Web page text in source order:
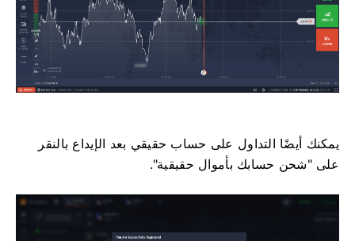
يمكنك أيضًا التداول على حساب حقيقي بعد الإيداع بالنقر
على "شحن حسابك بأموال حقيقية".